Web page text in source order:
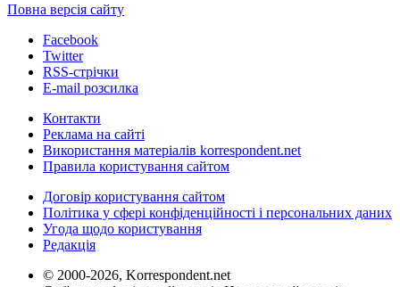
Повна версія сайту
Facebook
Twitter
RSS-стрічки
E-mail розсилка
Контакти
Реклама на сайті
Використання матеріалів korrespondent.net
Правила користування сайтом
Договір користування сайтом
Політика у сфері конфіденційності і персональних даних
Угода щодо користування
Редакція
© 2000-2026, Korrespondent.net